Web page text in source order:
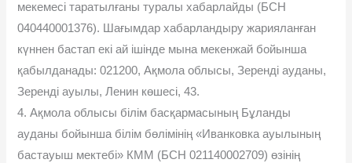
мекемесі таратылғаны туралы хабарлайды (БСН
040440001376). Шағымдар хабарландыру жарияланған
күннен бастап екі ай ішінде мына мекенжай бойынша
қабылданады: 021200, Ақмола облысы, Зеренді ауданы,
Зеренді ауылы, Ленин көшесі, 43.
4. Ақмола облысы білім басқармасының Бұланды
ауданы бойынша білім бөлімінің «Иванковка ауылының
бастауыш мектебі» КММ (БСН 021140002709) өзінің